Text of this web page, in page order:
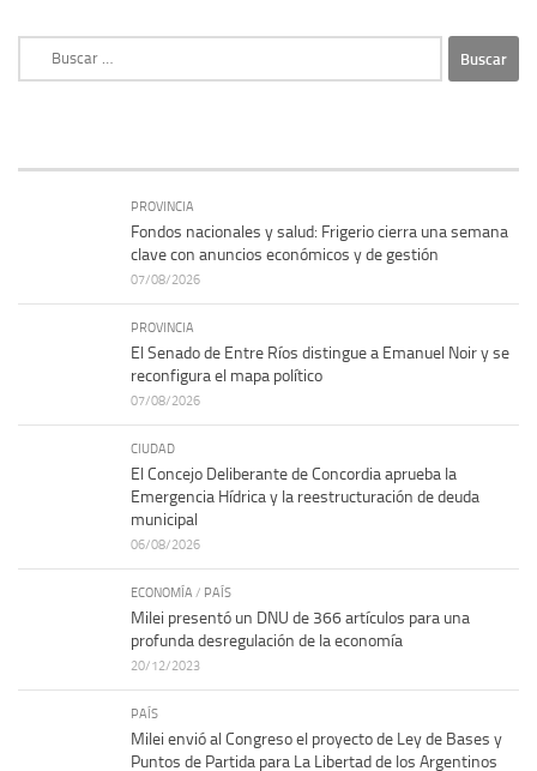
PROVINCIA
Fondos nacionales y salud: Frigerio cierra una semana
clave con anuncios económicos y de gestión
07/08/2026
PROVINCIA
El Senado de Entre Ríos distingue a Emanuel Noir y se
reconfigura el mapa político
07/08/2026
CIUDAD
El Concejo Deliberante de Concordia aprueba la
Emergencia Hídrica y la reestructuración de deuda
municipal
06/08/2026
ECONOMÍA / PAÍS
Milei presentó un DNU de 366 artículos para una
profunda desregulación de la economía
20/12/2023
PAÍS
Milei envió al Congreso el proyecto de Ley de Bases y
Puntos de Partida para La Libertad de los Argentinos